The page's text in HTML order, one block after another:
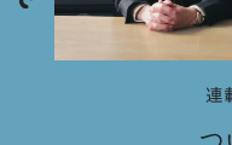
連